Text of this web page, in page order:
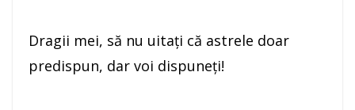
Dragii mei, să nu uitaţi că astrele doar
predispun, dar voi dispuneţi!